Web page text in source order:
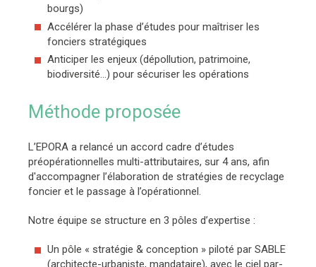
bourgs)
Accélérer la phase d’études pour maîtriser les
fonciers stratégiques
Anticiper les enjeux (dépollution, patrimoine,
biodiversité…) pour sécuriser les opérations
Méthode proposée
L’EPORA a relancé un accord cadre d’études
préopérationnelles multi-attributaires, sur 4 ans, afin
d'accompagner l’élaboration de stratégies de recyclage
foncier et le passage à l’opérationnel.
Notre équipe se structure en 3 pôles d’expertise :
Un pôle « stratégie & conception » piloté par SABLE
(architecte-urbaniste, mandataire), avec le ciel par-